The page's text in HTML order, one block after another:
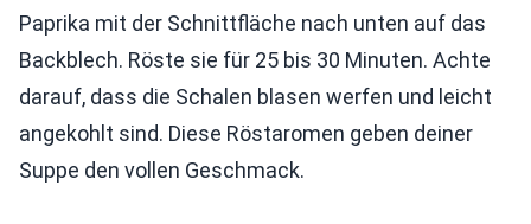
Paprika mit der Schnittfläche nach unten auf das
Backblech. Röste sie für 25 bis 30 Minuten. Achte
darauf, dass die Schalen blasen werfen und leicht
angekohlt sind. Diese Röstaromen geben deiner
Suppe den vollen Geschmack.